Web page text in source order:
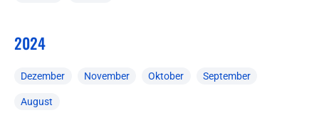
2024
Dezember November Oktober September
August